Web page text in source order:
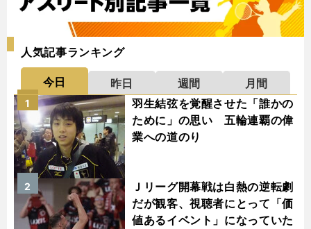
人気記事ランキング
今日 昨日 週間
月間
羽生結弦を覚醒させた「誰かの
ために」の思い 五輪連覇の偉
業への道のり
1
Ｊリーグ開幕戦は白熱の逆転劇
だが観客、視聴者にとって「価
値あるイベント」になっていた
2